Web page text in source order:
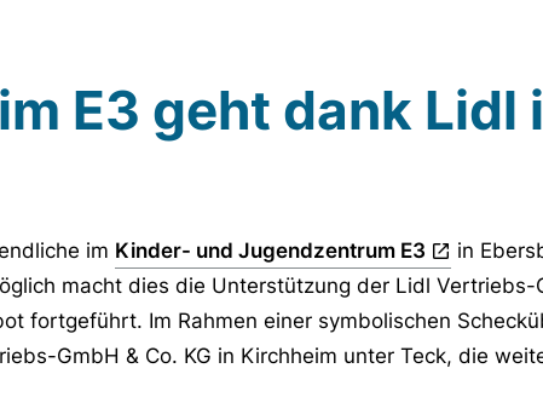
E3 geht dank Lidl
im Kinder- und Jugendzentrum E3
in
macht dies die Unterstützung der Lidl Vertriebs-
fortgeführt. Im Rahmen einer symbolischen
GmbH & Co. KG in Kirchheim unter Teck, die